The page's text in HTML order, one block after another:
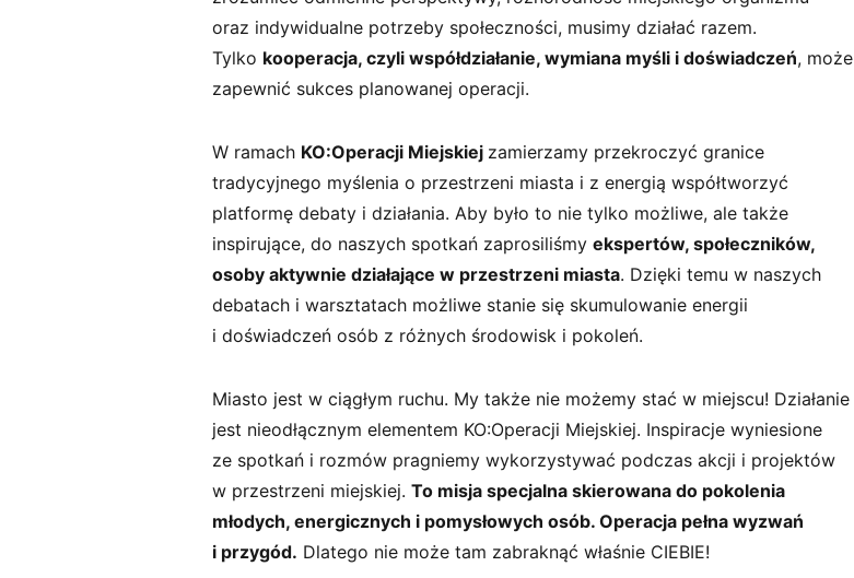
oraz indywidualne potrzeby społeczności, musimy działać razem.
Tylko kooperacja, czyli współdziałanie, wymiana myśli i doświadczeń, może
zapewnić sukces planowanej operacji.
W ramach KO:Operacji Miejskiej zamierzamy przekroczyć granice
tradycyjnego myślenia o przestrzeni miasta i z energią współtworzyć
platformę debaty i działania. Aby było to nie tylko możliwe, ale także
inspirujące, do naszych spotkań zaprosiliśmyekspertów, społeczników,
osoby aktywnie działające w przestrzeni miasta. Dzięki temu w naszych
debatach i warsztatach możliwe stanie się skumulowanie energii
i doświadczeń osób z różnych środowisk i pokoleń.
Miasto jest w ciągłym ruchu. My także nie możemy stać w miejscu! Działanie
jest nieodłącznym elementem KO:Operacji Miejskiej. Inspiracje wyniesione
ze spotkań i rozmów pragniemy wykorzystywać podczas akcji i projektów
w przestrzeni miejskiej.To misja specjalna skierowana do pokolenia
młodych, energicznych i pomysłowych osób. Operacja pełna wyzwań
i przygód. Dlatego nie może tam zabraknąć właśnie CIEBIE!